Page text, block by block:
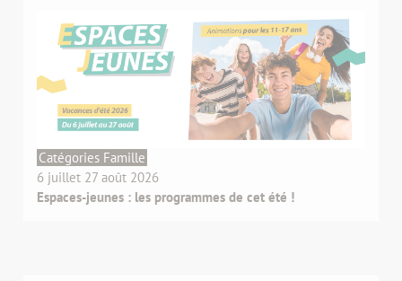
Catégories Famille
6 juillet 27 août 2026
Espaces-jeunes : les programmes de cet été !